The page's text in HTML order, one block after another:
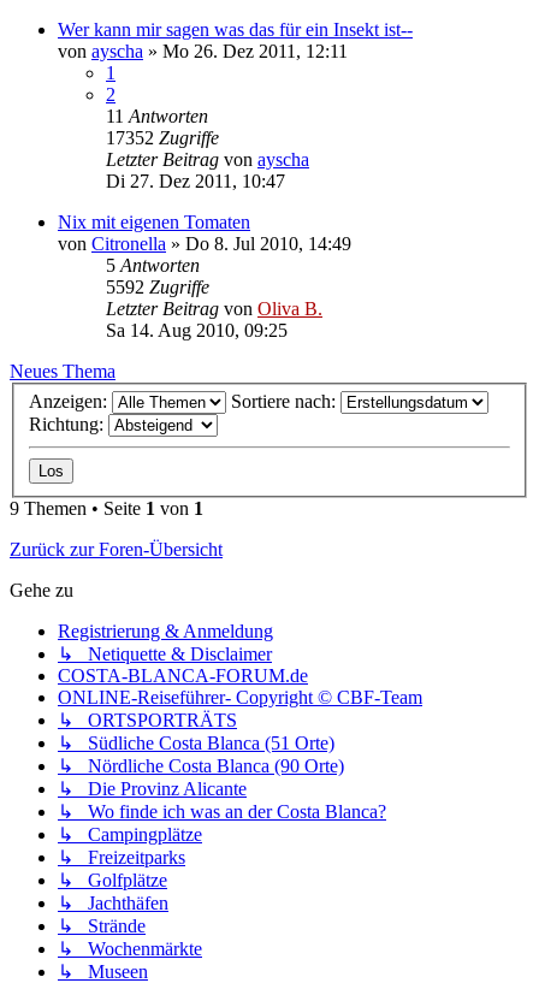
Wer kann mir sagen was das für ein Insekt ist--
von ayscha » Mo 26. Dez 2011, 12:11
1
2
11 Antworten
17352 Zugriffe
Letzter Beitrag von ayscha
Di 27. Dez 2011, 10:47
Nix mit eigenen Tomaten
von Citronella » Do 8. Jul 2010, 14:49
5 Antworten
5592 Zugriffe
Letzter Beitrag von Oliva B.
Sa 14. Aug 2010, 09:25
Neues Thema
Anzeigen:
Sortiere nach:
Richtung:
9 Themen • Seite 1 von 1
Zurück zur Foren-Übersicht
Gehe zu
Registrierung & Anmeldung
↳ Netiquette & Disclaimer
COSTA-BLANCA-FORUM.de
ONLINE-Reiseführer- Copyright © CBF-Team
↳ ORTSPORTRÄTS
↳ Südliche Costa Blanca (51 Orte)
↳ Nördliche Costa Blanca (90 Orte)
↳ Die Provinz Alicante
↳ Wo finde ich was an der Costa Blanca?
↳ Campingplätze
↳ Freizeitparks
↳ Golfplätze
↳ Jachthäfen
↳ Strände
↳ Wochenmärkte
↳ Museen